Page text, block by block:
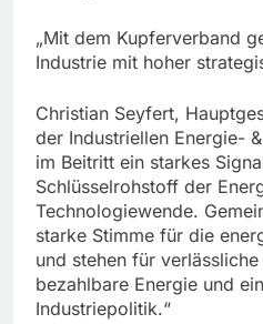
„Mit dem Kupferverband
Industrie mit hoher
Christian Seyfert,
der Industriellen Energie-
im Beitritt ein starkes
Schlüsselrohstoff der
Technologiewende.
starke Stimme für die
und stehen für
bezahlbare Energie und
Industriepolitik.“